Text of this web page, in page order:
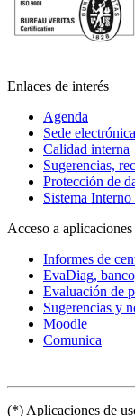
Enlaces de interés
Agenda
Sede electrónica
Calidad interna
Sugerencias,
Protección de
Sistema
Acceso a aplicaciones
Informes de
EvaDiag,
Evaluación de
Sugerencias y
Moodle
Comunica
(*) Aplicaciones de